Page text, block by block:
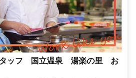
タッフ 国立温泉 湯楽の里 お